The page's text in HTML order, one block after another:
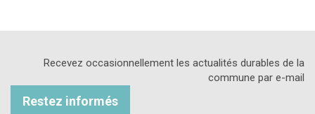
Recevez occasionnellement les actualités durables de la
commune par e-mail
Restez informés